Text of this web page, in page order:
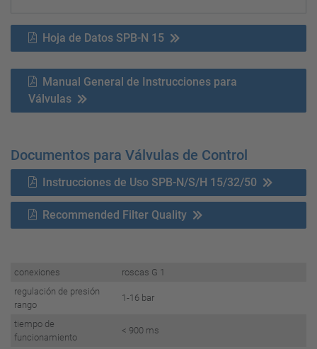
Hoja de Datos SPB-N 15
Manual General de Instrucciones para
Válvulas
Documentos para Válvulas de Control
Instrucciones de Uso SPB-N/S/H 15/32/50
Recommended Filter Quality
conexiones
roscas G 1
regulación de presión
rango
1-16 bar
tiempo de
funcionamiento
< 900 ms